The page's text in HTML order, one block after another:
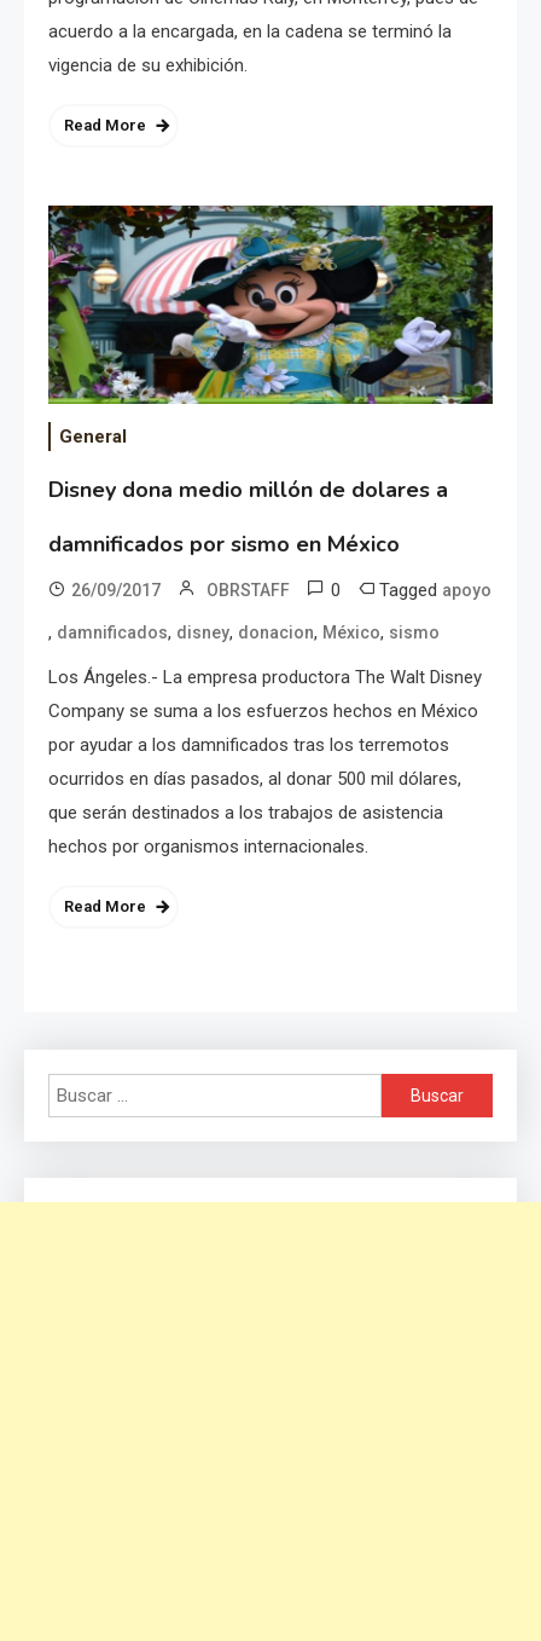
acuerdo a la encargada, en la cadena se terminó la
vigencia de su exhibición.
Read More
General
Disney dona medio millón de dolares a
damnificados por sismo en México
26/09/2017 OBRSTAFF 0 Tagged apoyo
, damnificados, disney, donacion, México, sismo
Los Ángeles.- La empresa productora The Walt Disney
Company se suma a los esfuerzos hechos en México
por ayudar a los damnificados tras los terremotos
ocurridos en días pasados, al donar 500 mil dólares,
que serán destinados a los trabajos de asistencia
hechos por organismos internacionales.
Read More
Buscar: